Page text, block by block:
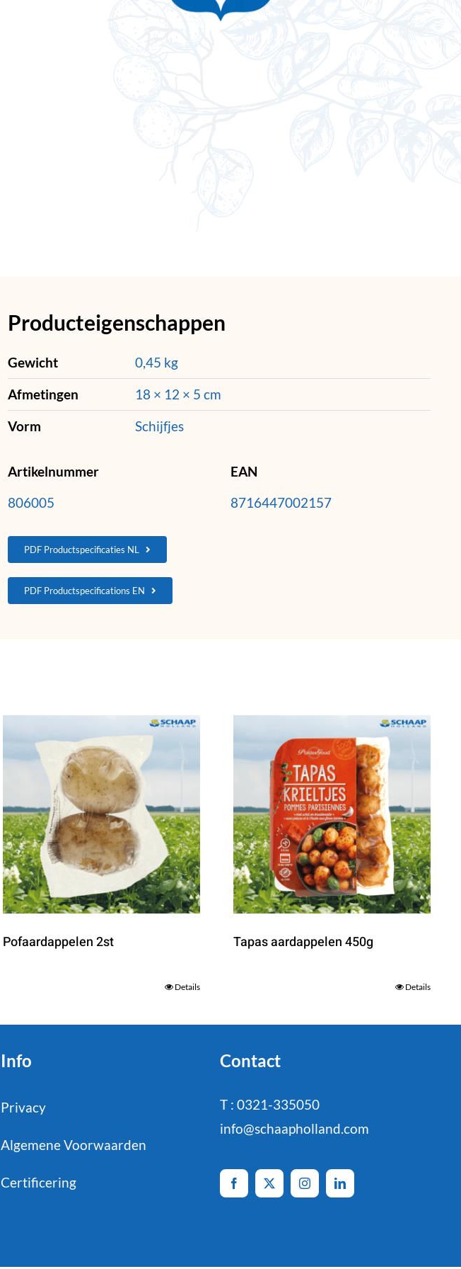
Producteigenschappen
Gewicht
0,45 kg
Afmetingen
18 × 12 × 5 cm
Vorm
Schijfjes
Artikelnummer
806005
EAN
8716447002157
PDF Productspecificaties NL
PDF Productspecifications EN
Pofaardappelen 2st
Details
Tapas aardappelen 450g
Details
Info
Privacy
Algemene Voorwaarden
Certificering
Contact
T : 0321-335050
info@schaapholland.com